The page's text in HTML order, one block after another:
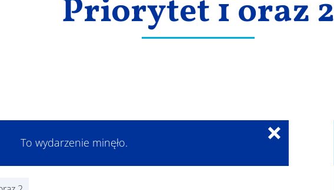
Priorytet 1 oraz 2
To wydarzenie minęło.
×